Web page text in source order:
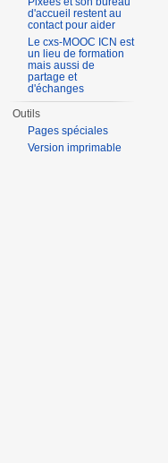
d'accueil restent au
contact pour aider
Le cxs-MOOC ICN est
un lieu de formation
mais aussi de
partage et
d'échanges
Outils
Pages spéciales
Version imprimable